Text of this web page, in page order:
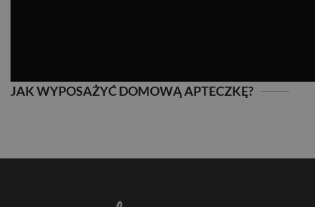
JAK WYPOSAŻYĆ DOMOWĄ APTECZKĘ?